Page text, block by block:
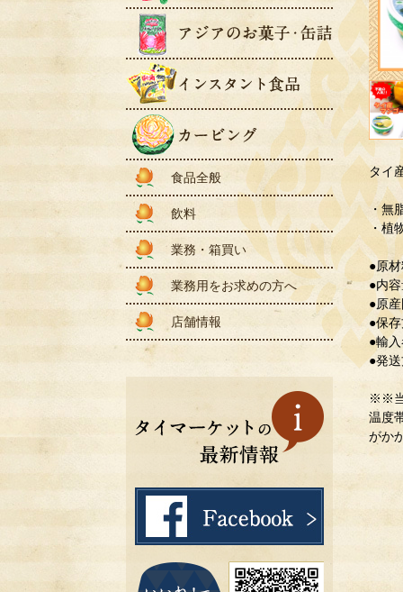
タイ
・無
・植
●原
●内
●原
●保
●輸
●発
※※当
温度
がか
食品全般
飲料
業務・箱買い
業務用をお求めの方へ
店舗情報